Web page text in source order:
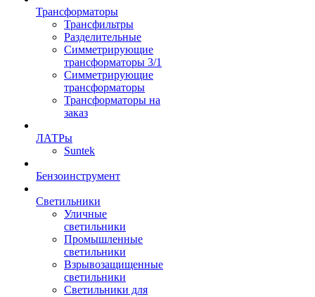
Трансформаторы
Трансфильтры
Разделительные
Симметрирующие
трансформаторы 3/1
Симметрирующие
трансформаторы
Трансформаторы на
заказ
ЛАТРы
Suntek
Бензоинструмент
Светильники
Уличные
светильники
Промышленные
светильники
Взрывозащищенные
светильники
Светильники для